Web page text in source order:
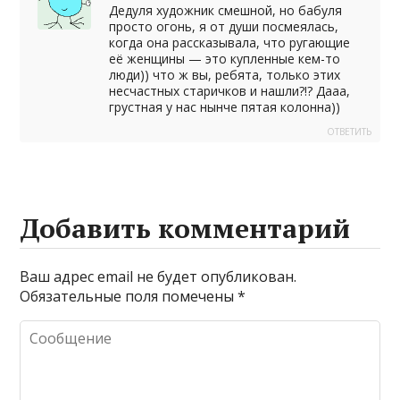
Дедуля художник смешной, но бабуля
просто огонь, я от души посмеялась,
когда она рассказывала, что ругающие
её женщины — это купленные кем-то
люди)) что ж вы, ребята, только этих
несчастных старичков и нашли?!? Дааа,
грустная у нас нынче пятая колонна))
ОТВЕТИТЬ
Добавить комментарий
Ваш адрес email не будет опубликован.
Обязательные поля помечены*